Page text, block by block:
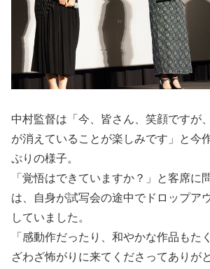
中村監督は「今、皆さん、笑顔ですが
が消えていることが楽しみです」と今
ぷりの様子。
「覚悟はできていますか？」と客席に
は、自身が試写会の途中でドロップア
していました。
「感動作だったり、和やかな作品もた
ざわざ怖がりに来てくださってありが